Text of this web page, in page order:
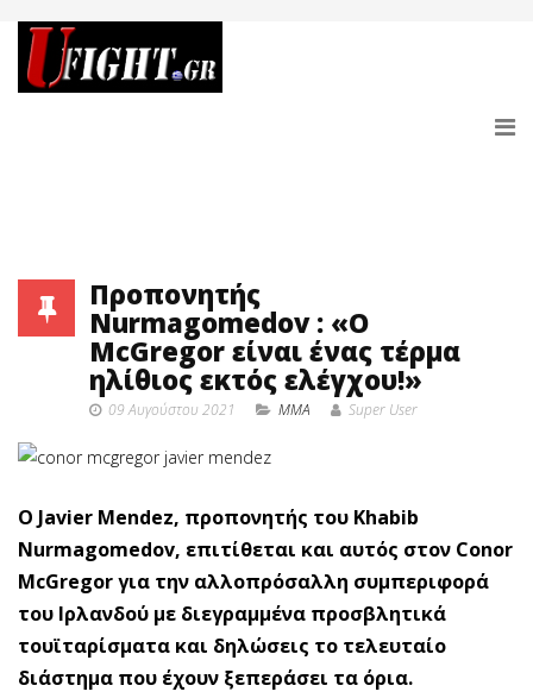
Προπονητής
Nurmagomedov : «O
McGregor είναι ένας τέρμα
ηλίθιος εκτός ελέγχου!»
09 Αυγούστου 2021 MMA Super User
O Javier Mendez, προπονητής του Khabib
Nurmagomedov, επιτίθεται και αυτός στον Conor
McGregor για την αλλοπρόσαλλη συμπεριφορά
του Ιρλανδού με διεγραμμένα προσβλητικά
τουϊταρίσματα και δηλώσεις το τελευταίο
διάστημα που έχουν ξεπεράσει τα όρια.